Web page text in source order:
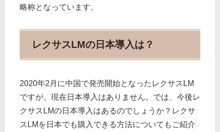
略称となっています。
レクサスLMの日本導入は？
2020年2月に中国で発売開始となったレクサスLM
ですが、現在日本導入はありません。では、今後レ
クサスLMの日本導入はあるのでしょうか？レクサ
スLMを日本でも購入できる方法についてもご紹介